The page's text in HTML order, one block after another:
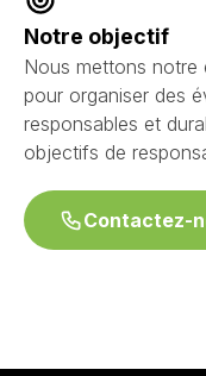
Notre objectif
Nous mettons notre
pour organiser des
responsables et
objectifs de
Contactez-